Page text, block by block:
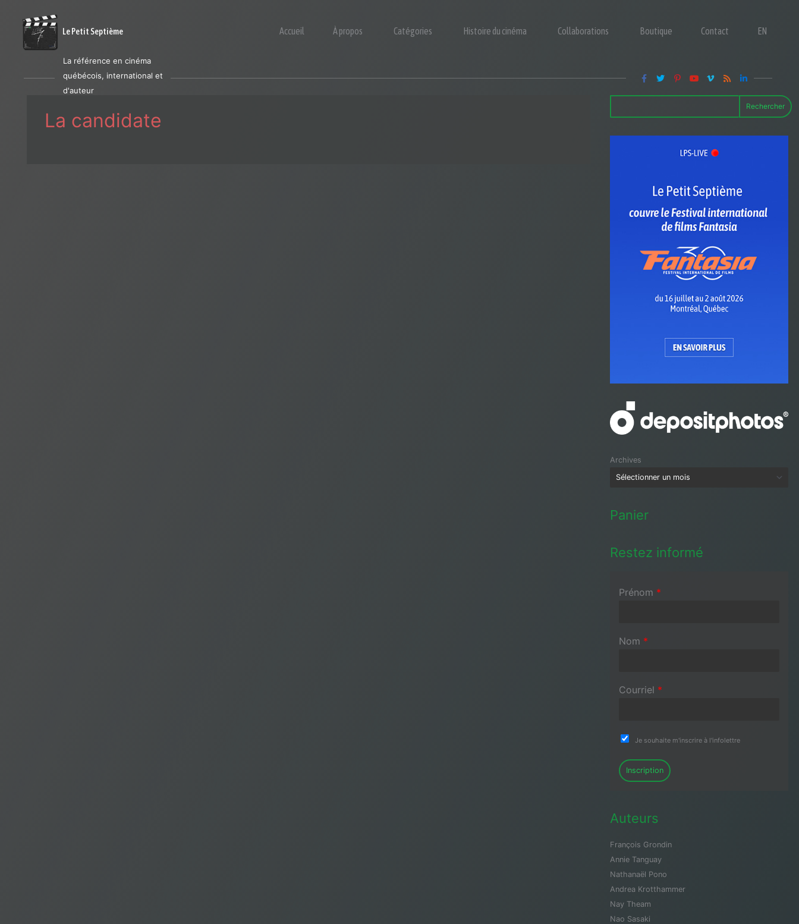
Le Petit Septième Accueil À propos Catégories Histoire du cinéma Collaborations Boutique Contact EN
La référence en cinéma
québécois, international et
d'auteur
La candidate
Rechercher
Archives
Panier
Restez informé
Prénom *
Nom *
Courriel *
Je souhaite m'inscrire à l'infolettre
Inscription
Auteurs
François Grondin
Annie Tanguay
Nathanaël Pono
Andrea Krotthammer
Nay Theam
Nao Sasaki